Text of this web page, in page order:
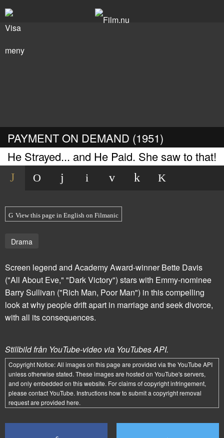
PAYMENT ON DEMAND (1951)
He Strayed... and He Paid. She saw to that!
View this page in English on Filmanic
Drama
Screen legend and Academy Award-winner Bette Davis
("All About Eve," "Dark Victory") stars with Emmy-nominee
Barry Sullivan ("Rich Man, Poor Man") in this compelling
look at why people drift apart in marriage and seek divorce,
with all its consequences.
Stillbild från YouTube-video via YouTubes API.
Copyright Notice:All images on this page are provided via the YouTube API
unless otherwise stated. These images are hosted on YouTube's servers,
and only embedded on this website. For claims of copyright infringement,
please contact YouTube. Instructions how to submit a copyright removal
request are provided here.